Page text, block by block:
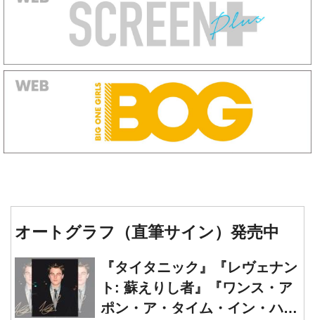
オートグラフ（直筆サイン）発売中
『タイタニック』『レヴェナン
ト: 蘇えりし者』『ワンス・ア
ポン・ア・タイム・イン・ハリ